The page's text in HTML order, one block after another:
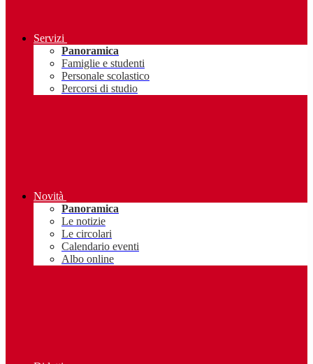
Servizi
Panoramica
Famiglie e studenti
Personale scolastico
Percorsi di studio
Novità
Panoramica
Le notizie
Le circolari
Calendario eventi
Albo online